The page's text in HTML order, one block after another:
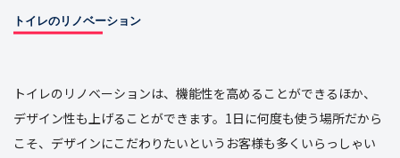
トイレのリノベーション
トイレのリノベーションは、機能性を高めることができるほか、
デザイン性も上げることができます。1日に何度も使う場所だから
こそ、デザインにこだわりたいというお客様も多くいらっしゃい